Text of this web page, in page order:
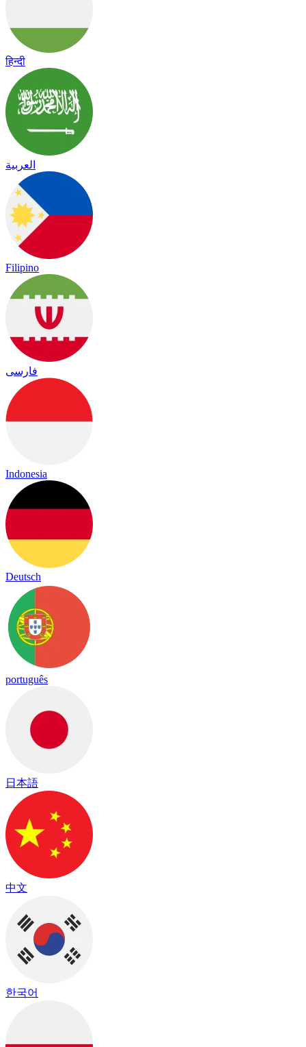
हिन्दी
العربية
Filipino
فارسی
Indonesia
Deutsch
português
日本語
中文
한국어